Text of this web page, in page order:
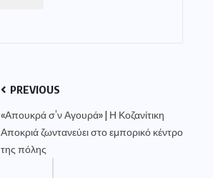
PREVIOUS
«Απουκρά σ’ν Αγουρά» | Η Κοζανίτικη
Αποκριά ζωντανεύει στο εμπορικό κέντρο
της πόλης